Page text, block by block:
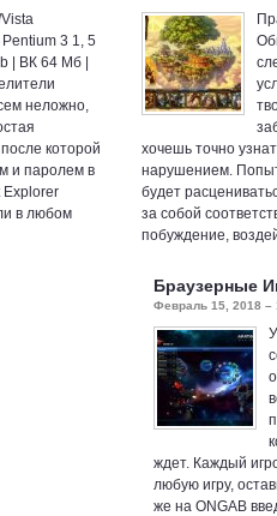
хочешь точно
нарушением.
будет
за собой
побуждение,
Vista
3 1, 5
| ВК 64 Мб |
неложно,
которой
и паролем в
Explorer
в любом
Браузерные
Февраль 15, 2018 –
ждет. Каждый
любую игру,
же на ONGAB